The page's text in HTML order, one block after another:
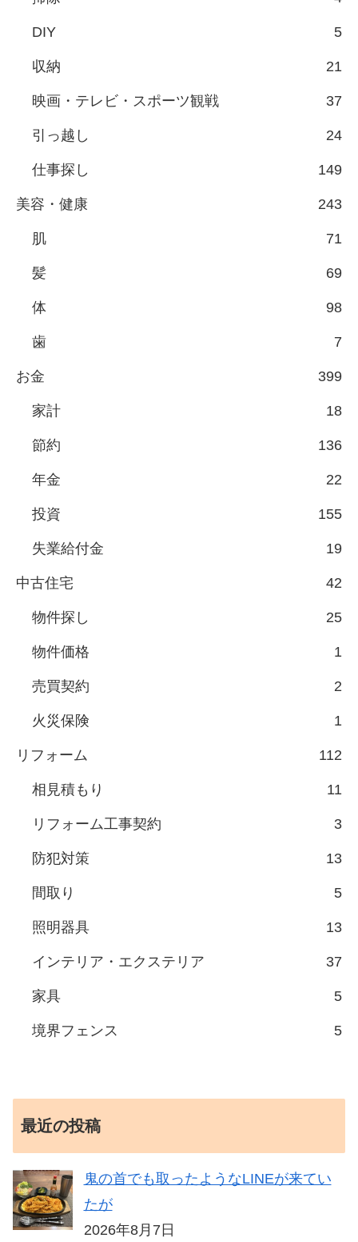
DIY 5
収納 21
映画・テレビ・スポーツ観戦 37
引っ越し 24
仕事探し 149
美容・健康 243
肌 71
髪 69
体 98
歯 7
お金 399
家計 18
節約 136
年金 22
投資 155
失業給付金 19
中古住宅 42
物件探し 25
物件価格 1
売買契約 2
火災保険 1
リフォーム 112
相見積もり 11
リフォーム工事契約 3
防犯対策 13
間取り 5
照明器具 13
インテリア・エクステリア 37
家具 5
境界フェンス 5
最近の投稿
鬼の首でも取ったようなLINEが来てい
たが
2026年8月7日